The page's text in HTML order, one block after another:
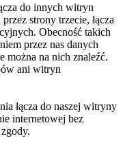
do innych witryn
strony trzecie, łącza
Obecność takich
przez nas danych
na nich znaleźć.
ani witryn
łącza do naszej witryny
internetowej bez